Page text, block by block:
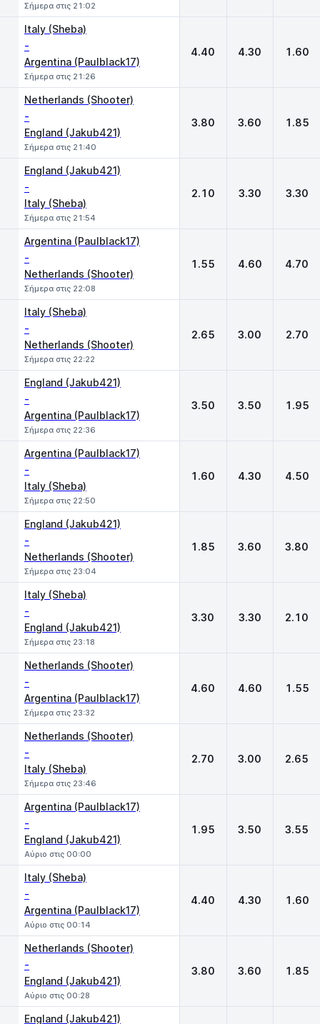
Σήμερα στις 21:02
Italy (Sheba)
-
Argentina (Paulblack17)
Σήμερα στις 21:26
4.40 4.30 1.60
Netherlands (Shooter)
-
England (Jakub421)
Σήμερα στις 21:40
3.80 3.60 1.85
England (Jakub421)
-
Italy (Sheba)
Σήμερα στις 21:54
2.10 3.30 3.30
Argentina (Paulblack17)
-
Netherlands (Shooter)
Σήμερα στις 22:08
1.55 4.60 4.70
Italy (Sheba)
-
Netherlands (Shooter)
Σήμερα στις 22:22
2.65 3.00 2.70
England (Jakub421)
-
Argentina (Paulblack17)
Σήμερα στις 22:36
3.50 3.50 1.95
Argentina (Paulblack17)
-
Italy (Sheba)
Σήμερα στις 22:50
1.60 4.30 4.50
England (Jakub421)
-
Netherlands (Shooter)
Σήμερα στις 23:04
1.85 3.60 3.80
Italy (Sheba)
-
England (Jakub421)
Σήμερα στις 23:18
3.30 3.30 2.10
Netherlands (Shooter)
-
Argentina (Paulblack17)
Σήμερα στις 23:32
4.60 4.60 1.55
Netherlands (Shooter)
-
Italy (Sheba)
Σήμερα στις 23:46
2.70 3.00 2.65
Argentina (Paulblack17)
-
England (Jakub421)
Αύριο στις 00:00
1.95 3.50 3.55
Italy (Sheba)
-
Argentina (Paulblack17)
Αύριο στις 00:14
4.40 4.30 1.60
Netherlands (Shooter)
-
England (Jakub421)
Αύριο στις 00:28
3.80 3.60 1.85
England (Jakub421)